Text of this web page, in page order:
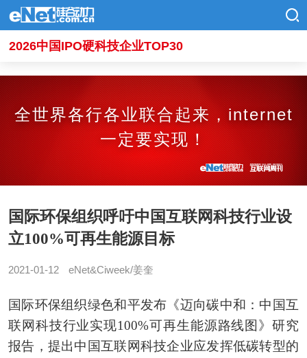
2026中国IPO硬科技企业TOP30
全世界各行各业联合起来，internet
一定要实现！
国际环保组织呼吁中国互联网科技行业设
立100%可再生能源目标
2021-01-12 eNet&Ciweek/姜奎
国际环保组织绿色和平发布《迈向碳中和：中国互
联网科技行业实现100%可再生能源路线图》研究
报告，提出中国互联网科技企业应发挥低碳转型的